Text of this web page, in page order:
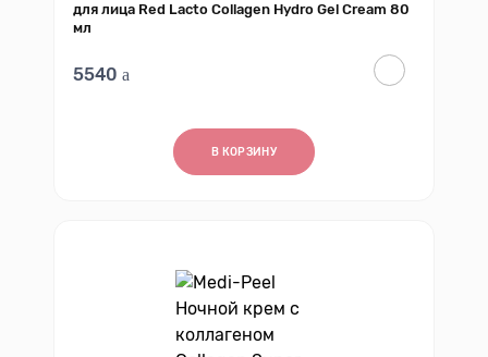
для лица Red Lacto Collagen Hydro Gel Cream 80
мл
5540
В КОРЗИНУ